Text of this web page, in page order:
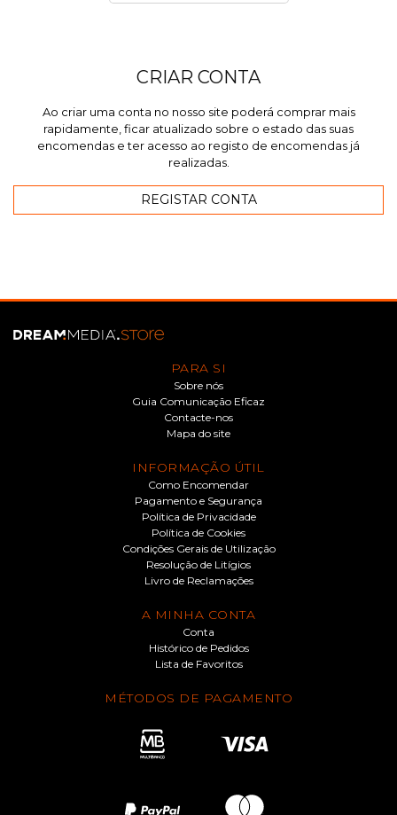
CRIAR CONTA
Ao criar uma conta no nosso site poderá comprar mais
rapidamente, ficar atualizado sobre o estado das suas
encomendas e ter acesso ao registo de encomendas já
realizadas.
PARA SI
Sobre nós
Guia Comunicação Eficaz
Contacte-nos
Mapa do site
INFORMAÇÃO ÚTIL
Como Encomendar
Pagamento e Segurança
Política de Privacidade
Política de Cookies
Condições Gerais de Utilização
Resolução de Litígios
Livro de Reclamações
A MINHA CONTA
Conta
Histórico de Pedidos
Lista de Favoritos
MÉTODOS DE PAGAMENTO